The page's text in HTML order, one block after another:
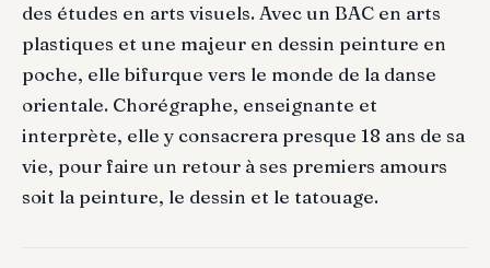
des études en arts visuels. Avec un BAC en arts
plastiques et une majeur en dessin peinture en
poche, elle bifurque vers le monde de la danse
orientale. Chorégraphe, enseignante et
interprète, elle y consacrera presque 18 ans de sa
vie, pour faire un retour à ses premiers amours
soit la peinture, le dessin et le tatouage.